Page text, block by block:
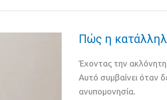
φοιτητές
Πώς η
Έχοντας την ακλόνητη
Αυτό συμβαίνει όταν
ανυπομονησία.
Πώς
κατάλληλη
δόνηση
φέρνει